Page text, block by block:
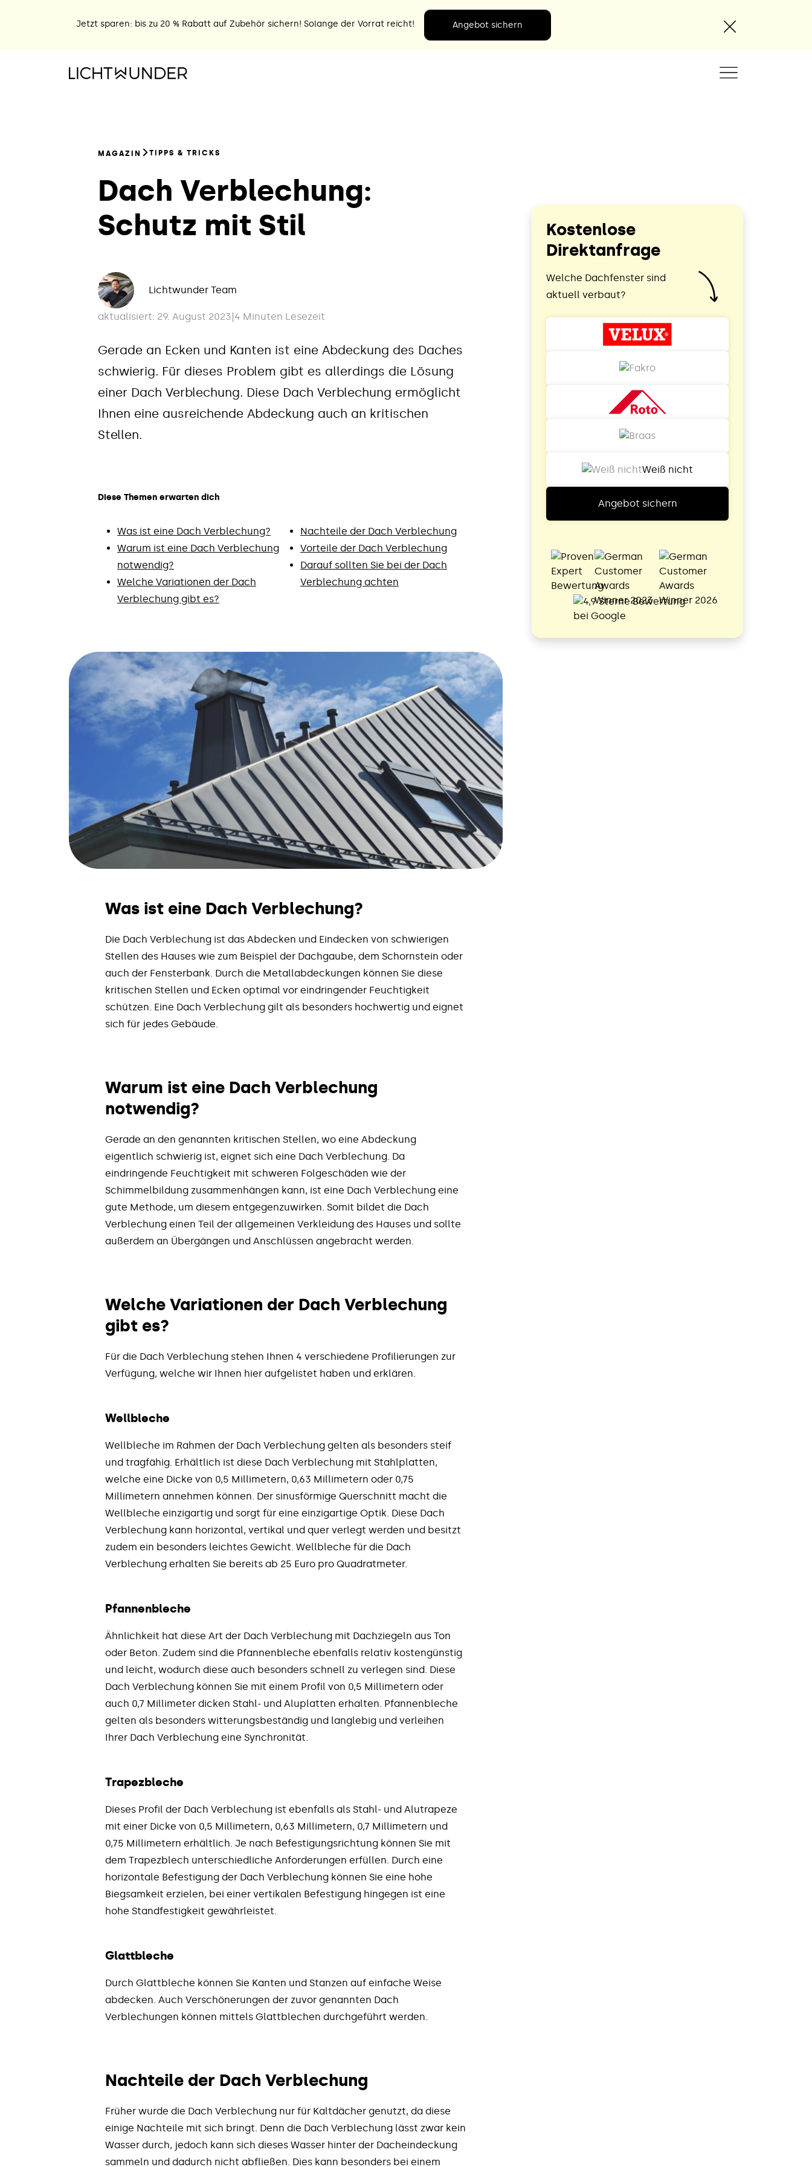
Jetzt sparen: bis zu 20 % Rabatt auf Zubehör sichern! Solange der Vorrat reicht! Angebot sichern
MAGAZIN TIPPS & TRICKS
Dach Verblechung:
Schutz mit Stil
Lichtwunder Team
aktualisiert: 29. August 2023|4 Minuten Lesezeit
Gerade an Ecken und Kanten ist eine Abdeckung des Daches
schwierig. Für dieses Problem gibt es allerdings die Lösung
einer Dach Verblechung. Diese Dach Verblechung ermöglicht
Ihnen eine ausreichende Abdeckung auch an kritischen
Stellen.
Diese Themen erwarten dich
Was ist eine Dach Verblechung?
Warum ist eine Dach Verblechung
notwendig?
Welche Variationen der Dach
Verblechung gibt es?
Nachteile der Dach Verblechung
Vorteile der Dach Verblechung
Darauf sollten Sie bei der Dach
Verblechung achten
Was ist eine Dach Verblechung?
Die Dach Verblechung ist das Abdecken und Eindecken von schwierigen
Stellen des Hauses wie zum Beispiel der Dachgaube, dem Schornstein oder
auch der Fensterbank. Durch die Metallabdeckungen können Sie diese
kritischen Stellen und Ecken optimal vor eindringender Feuchtigkeit
schützen. Eine Dach Verblechung gilt als besonders hochwertig und eignet
sich für jedes Gebäude.
Warum ist eine Dach Verblechung
notwendig?
Gerade an den genannten kritischen Stellen, wo eine Abdeckung
eigentlich schwierig ist, eignet sich eine Dach Verblechung. Da
eindringende Feuchtigkeit mit schweren Folgeschäden wie der
Schimmelbildung zusammenhängen kann, ist eine Dach Verblechung eine
gute Methode, um diesem entgegenzuwirken. Somit bildet die Dach
Verblechung einen Teil der allgemeinen Verkleidung des Hauses und sollte
außerdem an Übergängen und Anschlüssen angebracht werden.
Welche Variationen der Dach Verblechung
gibt es?
Für die Dach Verblechung stehen Ihnen 4 verschiedene Profilierungen zur
Verfügung, welche wir Ihnen hier aufgelistet haben und erklären.
Wellbleche
Wellbleche im Rahmen der Dach Verblechung gelten als besonders steif
und tragfähig. Erhältlich ist diese Dach Verblechung mit Stahlplatten,
welche eine Dicke von 0,5 Millimetern, 0,63 Millimetern oder 0,75
Millimetern annehmen können. Der sinusförmige Querschnitt macht die
Wellbleche einzigartig und sorgt für eine einzigartige Optik. Diese Dach
Verblechung kann horizontal, vertikal und quer verlegt werden und besitzt
zudem ein besonders leichtes Gewicht. Wellbleche für die Dach
Verblechung erhalten Sie bereits ab 25 Euro pro Quadratmeter.
Pfannenbleche
Ähnlichkeit hat diese Art der Dach Verblechung mit Dachziegeln aus Ton
oder Beton. Zudem sind die Pfannenbleche ebenfalls relativ kostengünstig
und leicht, wodurch diese auch besonders schnell zu verlegen sind. Diese
Dach Verblechung können Sie mit einem Profil von 0,5 Millimetern oder
auch 0,7 Millimeter dicken Stahl- und Aluplatten erhalten. Pfannenbleche
gelten als besonders witterungsbeständig und langlebig und verleihen
Ihrer Dach Verblechung eine Synchronität.
Trapezbleche
Dieses Profil der Dach Verblechung ist ebenfalls als Stahl- und Alutrapeze
mit einer Dicke von 0,5 Millimetern, 0,63 Millimetern, 0,7 Millimetern und
0,75 Millimetern erhältlich. Je nach Befestigungsrichtung können Sie mit
dem Trapezblech unterschiedliche Anforderungen erfüllen. Durch eine
horizontale Befestigung der Dach Verblechung können Sie eine hohe
Biegsamkeit erzielen, bei einer vertikalen Befestigung hingegen ist eine
hohe Standfestigkeit gewährleistet.
Glattbleche
Durch Glattbleche können Sie Kanten und Stanzen auf einfache Weise
abdecken. Auch Verschönerungen der zuvor genannten Dach
Verblechungen können mittels Glattblechen durchgeführt werden.
Nachteile der Dach Verblechung
Früher wurde die Dach Verblechung nur für Kaltdächer genutzt, da diese
einige Nachteile mit sich bringt. Denn die Dach Verblechung lässt zwar kein
Wasser durch, jedoch kann sich dieses Wasser hinter der Dacheindeckung
sammeln und dadurch nicht abfließen. Dies kann besonders bei einem
Kostenlose
Direktanfrage
Welche Dachfenster sind
aktuell verbaut?
Weiß nicht
Angebot sichern